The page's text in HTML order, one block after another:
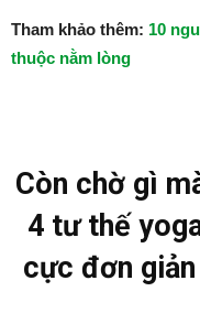
Tham khảo thêm: 10
thuộc nằm lòng
Còn chờ gì
4 tư thế
cực đơn